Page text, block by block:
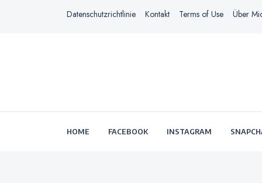
Datenschutzrichtlinie Kontakt Terms of Use Über
HOME FACEBOOK INSTAGRAM